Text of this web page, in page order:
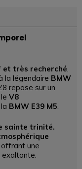
très recherché,
la légendaire BMW
repose sur un
V8
BMW E39 M5.
sainte trinité.
offrant une
exaltante.